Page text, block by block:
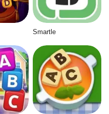
Smartle